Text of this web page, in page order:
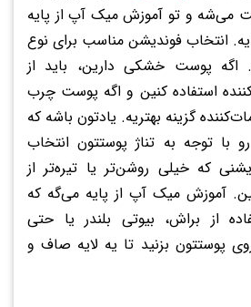
و تو آموزش میک آپ از پایه
انتخاب فوندیشن مناسب برای نوع
اگه پوست خشکی دارین، باید از
استفاده کنین و اگه پوست چرب
گزینه بهتریه. یادتون باشه که
با توجه به تناژ پوستتون انتخاب
که خیلی روشن‌تر یا تیره‌تر از
آموزش میک آپ از پایه می‌گه که
از براش، بیوتی بلندر یا حتی
پوستتون بزنید تا یه لایه صاف و